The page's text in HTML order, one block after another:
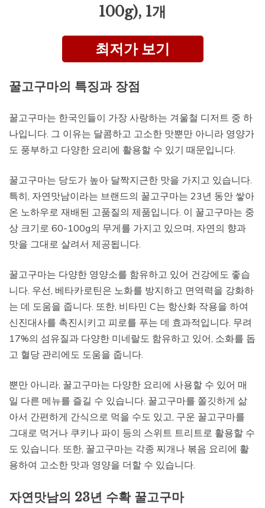
100g), 1개
최저가 보기
꿀고구마의 특징과 장점
꿀고구마는 한국인들이 가장 사랑하는 겨울철 디저트 중 하
나입니다. 그 이유는 달콤하고 고소한 맛뿐만 아니라 영양가
도 풍부하고 다양한 요리에 활용할 수 있기 때문입니다.
꿀고구마는 당도가 높아 달짝지근한 맛을 가지고 있습니다.
특히, 자연맛남이라는 브랜드의 꿀고구마는 23년 동안 쌓아
온 노하우로 재배된 고품질의 제품입니다. 이 꿀고구마는 중
상 크기로 60-100g의 무게를 가지고 있으며, 자연의 향과
맛을 그대로 살려서 제공됩니다.
꿀고구마는 다양한 영양소를 함유하고 있어 건강에도 좋습
니다. 우선, 베타카로틴은 노화를 방지하고 면역력을 강화하
는 데 도움을 줍니다. 또한, 비타민 C는 항산화 작용을 하여
신진대사를 촉진시키고 피로를 푸는 데 효과적입니다. 무려
17%의 섬유질과 다양한 미네랄도 함유하고 있어, 소화를 돕
고 혈당 관리에도 도움을 줍니다.
뿐만 아니라, 꿀고구마는 다양한 요리에 사용할 수 있어 매
일 다른 메뉴를 즐길 수 있습니다. 꿀고구마를 쫄깃하게 삶
아서 간편하게 간식으로 먹을 수도 있고, 구운 꿀고구마를
그대로 먹거나 쿠키나 파이 등의 스위트 트리트로 활용할 수
도 있습니다. 또한, 꿀고구마는 각종 찌개나 볶음 요리에 활
용하여 고소한 맛과 영양을 더할 수 있습니다.
자연맛남의 23년 수확 꿀고구마